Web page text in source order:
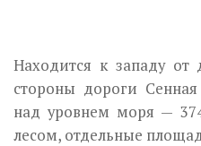
Находится к западу от
стороны дороги
над уровнем моря —
лесом, отдельные